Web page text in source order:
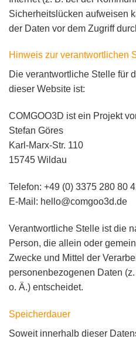
Sicherheitslücken aufweisen
der Daten vor dem Zugriff
Hinweis zur verantwortlichen
Die verantwortliche Stelle für
dieser Website ist:
COMGOO3D ist ein Projekt
Stefan Göres
Karl-Marx-Str. 110
15745 Wildau
Telefon: +49 (0) 3375 280 80
E-Mail: hello@comgoo3d.de
Verantwortliche Stelle ist die
Person, die allein oder
Zwecke und Mittel der
personenbezogenen Daten
o. Ä.) entscheidet.
Speicherdauer
Soweit innerhalb dieser